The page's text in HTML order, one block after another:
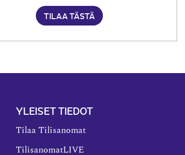
TILAA TÄSTÄ
YLEISET TIEDOT
Tilaa Tilisanomat
TilisanomatLIVE